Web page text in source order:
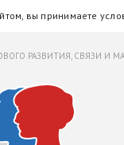
вы принимаете
РАЗВИТИЯ, СВЯЗИ И